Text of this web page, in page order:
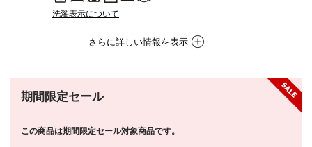
洗濯表示について
さらに詳しい情報を表示
期間限定セール
この商品は期間限定セール対象商品です。